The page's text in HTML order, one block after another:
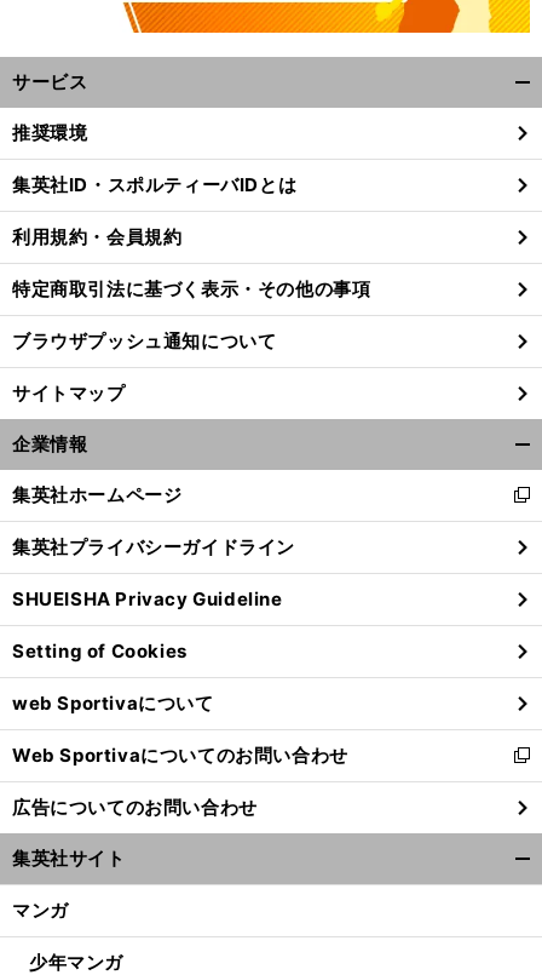
セ 11
」
。
前
へ
サービス
閉
る
推奨環境
集英社ID・スポルティーバIDとは
利用規約・会員規約
特定商取引法に基づく表示・その他の事項
ブラウザプッシュ通知について
サイトマップ
企業情報
閉
る
集英社ホームページ
新
し
い
ウ
ィ
ン
ド
ウ
で
開
く
集英社プライバシーガイドライン
SHUEISHA Privacy Guideline
Setting of Cookies
web Sportivaについて
Web Sportivaについてのお問い合わせ
新
し
い
ウ
ィ
ン
ウ
広告についてのお問い合わせ
集英社サイト
マンガ
少年マンガ